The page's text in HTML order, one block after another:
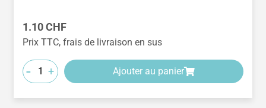
Prix régulier :
1.10 CHF
Prix TTC, frais de livraison en sus
- + Ajouter au panier